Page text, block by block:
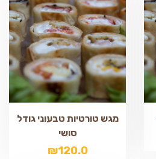
מגש טורטיות טבעוני גודל
סושי
₪120.0